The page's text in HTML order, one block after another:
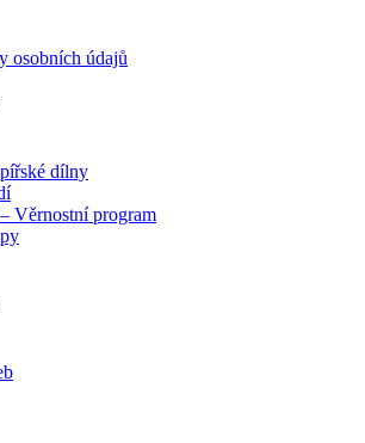
osobních údajů
dílny
Věrnostní program